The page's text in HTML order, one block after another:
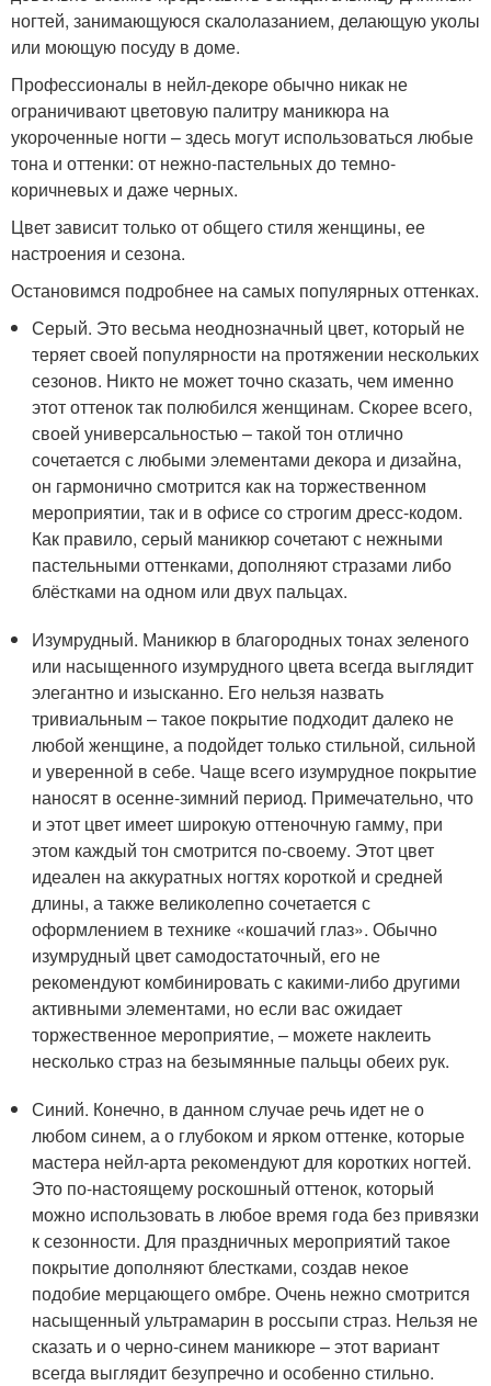
ногтей, занимающуюся скалолазанием, делающую уколы
или моющую посуду в доме.
Профессионалы в нейл-декоре обычно никак не
ограничивают цветовую палитру маникюра на
укороченные ногти – здесь могут использоваться любые
тона и оттенки: от нежно-пастельных до темно-
коричневых и даже черных.
Цвет зависит только от общего стиля женщины, ее
настроения и сезона.
Остановимся подробнее на самых популярных оттенках.
Серый. Это весьма неоднозначный цвет, который не
теряет своей популярности на протяжении нескольких
сезонов. Никто не может точно сказать, чем именно
этот оттенок так полюбился женщинам. Скорее всего,
своей универсальностью – такой тон отлично
сочетается с любыми элементами декора и дизайна,
он гармонично смотрится как на торжественном
мероприятии, так и в офисе со строгим дресс-кодом.
Как правило, серый маникюр сочетают с нежными
пастельными оттенками, дополняют стразами либо
блёстками на одном или двух пальцах.
Изумрудный. Маникюр в благородных тонах зеленого
или насыщенного изумрудного цвета всегда выглядит
элегантно и изысканно. Его нельзя назвать
тривиальным – такое покрытие подходит далеко не
любой женщине, а подойдет только стильной, сильной
и уверенной в себе. Чаще всего изумрудное покрытие
наносят в осенне-зимний период. Примечательно, что
и этот цвет имеет широкую оттеночную гамму, при
этом каждый тон смотрится по-своему. Этот цвет
идеален на аккуратных ногтях короткой и средней
длины, а также великолепно сочетается с
оформлением в технике «кошачий глаз». Обычно
изумрудный цвет самодостаточный, его не
рекомендуют комбинировать с какими-либо другими
активными элементами, но если вас ожидает
торжественное мероприятие, – можете наклеить
несколько страз на безымянные пальцы обеих рук.
Синий. Конечно, в данном случае речь идет не о
любом синем, а о глубоком и ярком оттенке, которые
мастера нейл-арта рекомендуют для коротких ногтей.
Это по-настоящему роскошный оттенок, который
можно использовать в любое время года без привязки
к сезонности. Для праздничных мероприятий такое
покрытие дополняют блестками, создав некое
подобие мерцающего омбре. Очень нежно смотрится
насыщенный ультрамарин в россыпи страз. Нельзя не
сказать и о черно-синем маникюре – этот вариант
всегда выглядит безупречно и особенно стильно.